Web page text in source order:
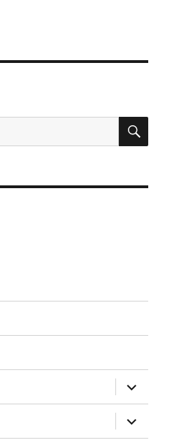
прошири
изборник
дете
прошири
изборник
дете